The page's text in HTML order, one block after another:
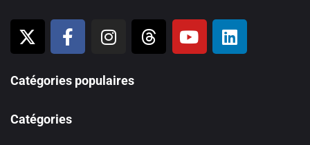
Catégories populaires
Catégories